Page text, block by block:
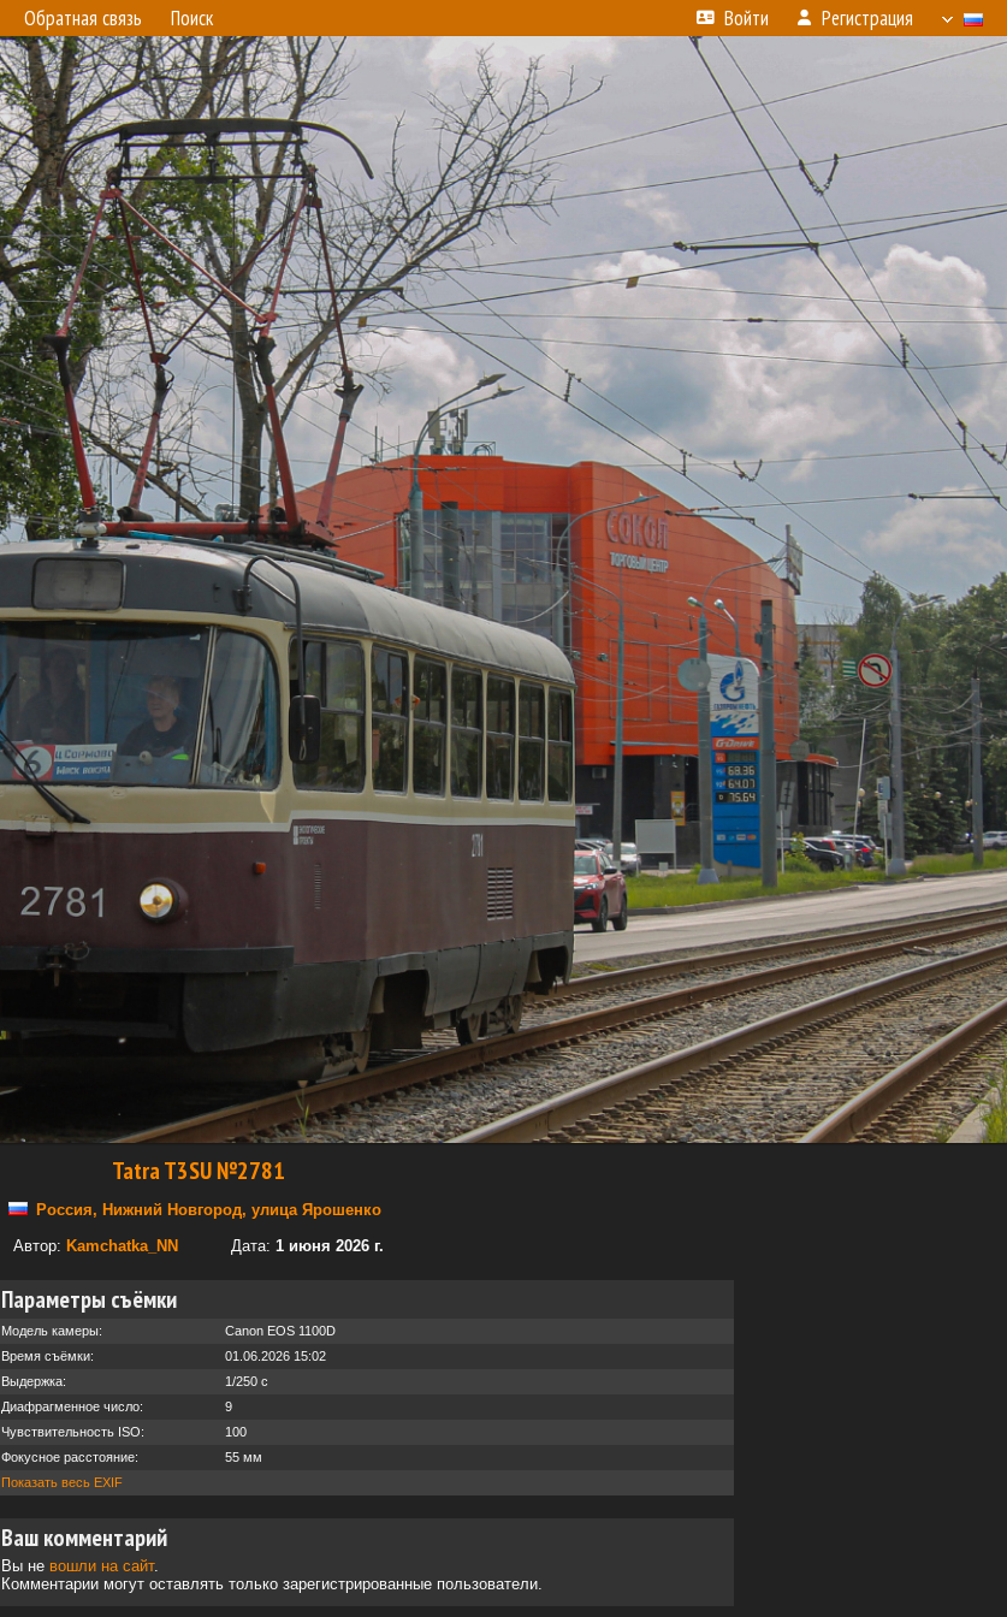
Обратная связь Поиск Войти Регистрация
Tatra T3SU №2781
Россия, Нижний Новгород, улица Ярошенко
Автор: Kamchatka_NN Дата: 1 июня 2026 г.
Параметры съёмки
Модель камеры:
Canon EOS 1100D
Время съёмки:
01.06.2026 15:02
Выдержка:
1/250 с
Диафрагменное число:
9
Чувствительность ISO:
100
Фокусное расстояние:
55 мм
Показать весь EXIF
Ваш комментарий
Вы не вошли на сайт.
Комментарии могут оставлять только зарегистрированные пользователи.